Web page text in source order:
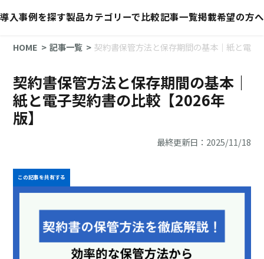
導入事例を探す製品カテゴリーで比較記事一覧掲載希望の方へ
HOME 記事一覧 契約書保管方法と保存期間の基本｜紙と電
契約書保管方法と保存期間の基本｜
紙と電子契約書の比較【2026年
版】
最終更新日：2025/11/18
この記事を共有する